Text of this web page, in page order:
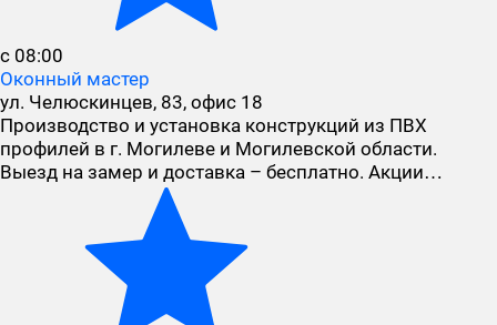
с 08:00
Оконный мастер
ул. Челюскинцев, 83, офис 18
Производство и установка конструкций из ПВХ
профилей в г. Могилеве и Могилевской области.
Выезд на замер и доставка – бесплатно. Акции…